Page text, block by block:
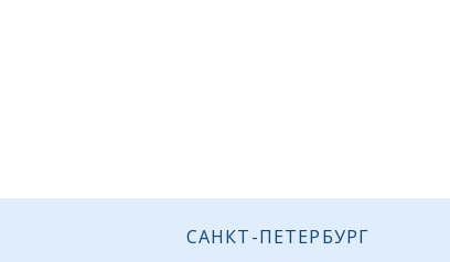
САНКТ-ПЕТЕРБУРГ